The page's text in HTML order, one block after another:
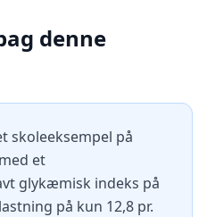
denne
skoleeksempel på
et
glykæmisk indeks på
på kun 12,8 pr.